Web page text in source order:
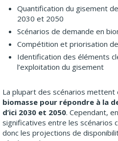
Quantification du gisement
2030 et 2050
Scénarios de demande en
Compétition et priorisation
Identification des éléments
l’exploitation du gisement
La plupart des scénarios mettent
biomasse pour répondre à la
d’ici 2030 et 2050. Cependant,
significatives entre les scénarios
donc les projections de